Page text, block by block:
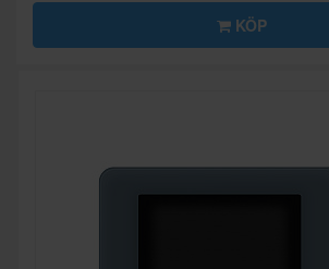
KÖP